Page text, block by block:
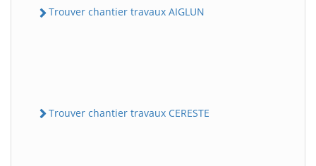
Trouver chantier travaux AIGLUN
Trouver chantier travaux CERESTE